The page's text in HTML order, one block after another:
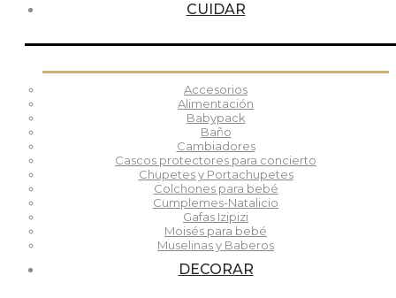
CUIDAR
Accesorios
Alimentación
Babypack
Baño
Cambiadores
Cascos protectores para concierto
Chupetes y Portachupetes
Colchones para bebé
Cumplemes-Natalicio
Gafas Izipizi
Moisés para bebé
Muselinas y Baberos
DECORAR